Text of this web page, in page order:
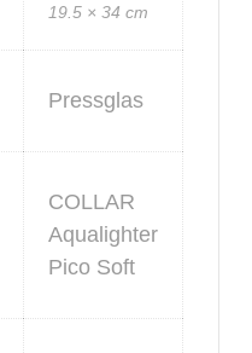
19.5 × 34 cm
Pressglas
COLLAR
Aqualighter
Pico Soft